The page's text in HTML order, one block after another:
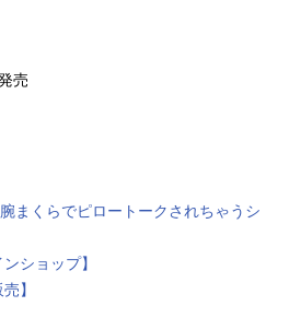
売
まくらでピロートークされちゃうシ
ショップ】
】